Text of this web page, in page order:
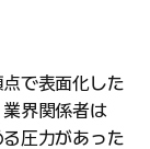
で表面化した
界関係者は
る圧力があった